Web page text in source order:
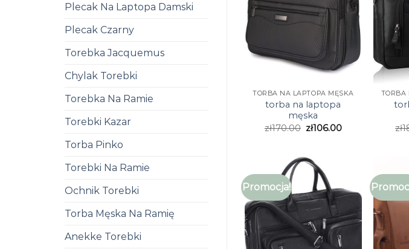
Plecak Na Laptopa Damski
Plecak Czarny
Torebka Jacquemus
Chylak Torebki
Torebka Na Ramie
Torebki Kazar
Torba Pinko
Torebki Na Ramie
Ochnik Torebki
Torba Męska Na Ramię
Anekke Torebki
TORBA NA LAPTOPA MĘSKA
torba na laptopa
męska
zł170.00 zł106.00
TORBA
zł
Promocja!